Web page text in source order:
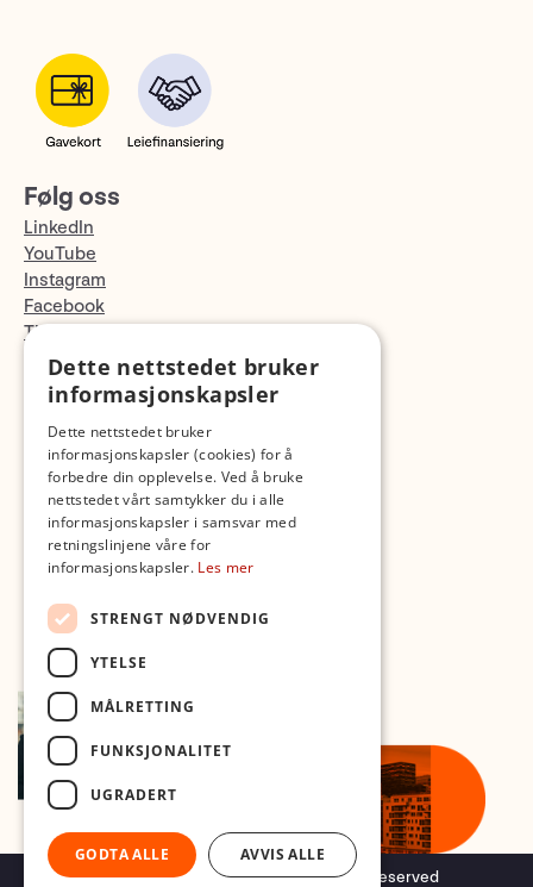
Følg oss
LinkedIn
YouTube
Instagram
Facebook
TikTok
Fotopodden
Copyright © 2026 Foto.no - All rights reserved
Dette nettstedet bruker
informasjonskapsler
Dette nettstedet bruker
informasjonskapsler (cookies) for å
forbedre din opplevelse. Ved å bruke
nettstedet vårt samtykker du i alle
informasjonskapsler i samsvar med
retningslinjene våre for
informasjonskapsler. Les mer
STRENGT NØDVENDIG
YTELSE
MÅLRETTING
FUNKSJONALITET
UGRADERT
GODTA ALLE AVVIS ALLE